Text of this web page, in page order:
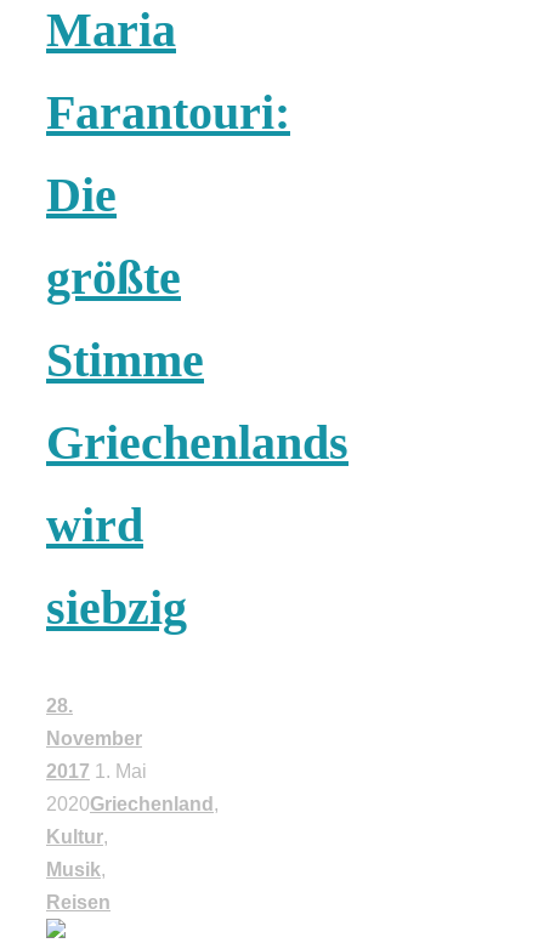
Maria
Farantouri:
Die
größte
Stimme
Griechenlands
wird
siebzig
28.
November
2017 1. Mai
2020Griechenland ,
Kultur,
Musik,
Reisen